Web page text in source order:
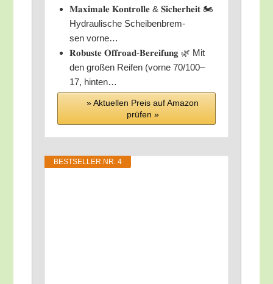
𝐌𝐚𝐱𝐢𝐦𝐚𝐥𝐞 𝐊𝐨𝐧𝐭𝐫𝐨𝐥𝐥𝐞 & 𝐒𝐢𝐜𝐡𝐞𝐫𝐡𝐞𝐢𝐭 🏍️
Hydrau­li­sche Schei­ben­brem­
sen vorne…
𝐑𝐨𝐛𝐮𝐬𝐭𝐞 𝐎𝐟𝐟𝐫𝐨𝐚𝐝-𝐁𝐞𝐫𝐞𝐢𝐟𝐮𝐧𝐠 🌿 Mit
den gro­ßen Rei­fen (vor­ne 70/100–
17, hinten…
» Aktu­el­len Preis auf Ama­zon
prü­fen »
BEST­SEL­LER NR. 4